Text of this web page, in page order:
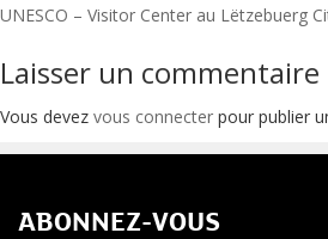
Navigation
de
l’article
UNESCO – Visitor Center au Lëtzebuerg
Laisser un commentaire
Vous devez vous connecter pour publier
ABONNEZ-VOUS